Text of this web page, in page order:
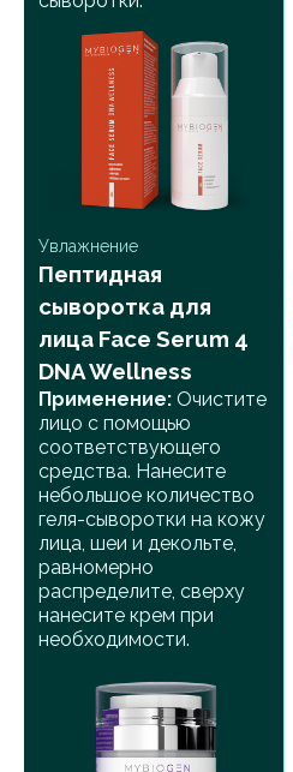
Увлажнение
Пептидная
сыворотка для
лица Face Serum 4
DNA Wellness
Применение: Очистите
лицо с помощью
соответствующего
средства. Нанесите
небольшое количество
геля-сыворотки на кожу
лица, шеи и декольте,
равномерно
распределите, сверху
нанесите крем при
необходимости.